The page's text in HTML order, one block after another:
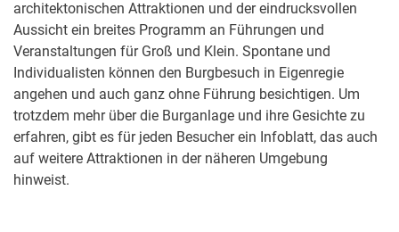
architektonischen Attraktionen und der eindrucksvollen
Aussicht ein breites Programm an Führungen und
Veranstaltungen für Groß und Klein. Spontane und
Individualisten können den Burgbesuch in Eigenregie
angehen und auch ganz ohne Führung besichtigen. Um
trotzdem mehr über die Burganlage und ihre Gesichte zu
erfahren, gibt es für jeden Besucher ein Infoblatt, das auch
auf weitere Attraktionen in der näheren Umgebung
hinweist.